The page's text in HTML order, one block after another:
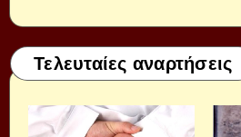
Τελευταίες αναρτήσεις